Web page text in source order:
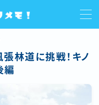
林道に挑戦！キノ
編